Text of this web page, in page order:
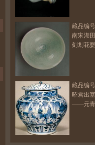
藏品编
南宋湖
刻划花
藏品编
昭君出
——元青